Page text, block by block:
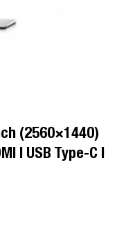
(2560×1440)
| USB Type-C |